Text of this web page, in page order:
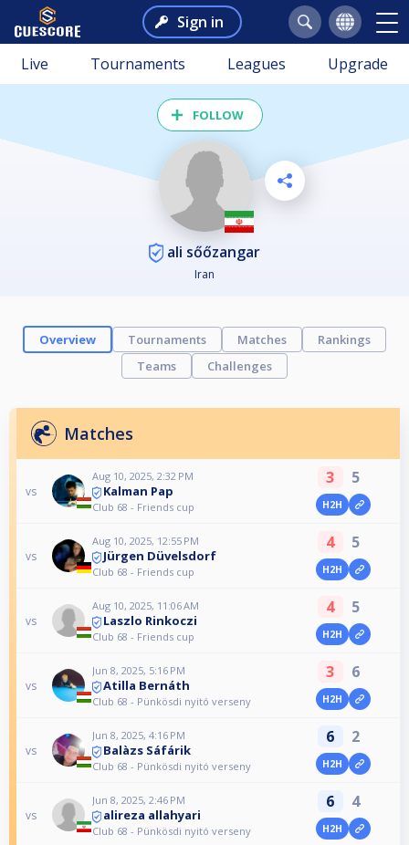
Sign in
Live Tournaments Leagues Upgrade
FOLLOW
ali sőőzangar
Iran
Overview Tournaments Matches
Rankings
Teams
Challenges
Matches
vs
Aug 10, 2025, 2:32 PM
Kalman Pap
Club 68 - Friends cup
3 5
H2H
vs
Aug 10, 2025, 12:55 PM
Jürgen Düvelsdorf
Club 68 - Friends cup
4 5
H2H
vs
Aug 10, 2025, 11:06 AM
Laszlo Rinkoczi
Club 68 - Friends cup
4 5
H2H
vs
Jun 8, 2025, 5:16 PM
Atilla Bernáth
Club 68 - Pünkösdi nyitó verseny
3 6
H2H
vs
Jun 8, 2025, 4:16 PM
Balàzs Sáfárik
Club 68 - Pünkösdi nyitó verseny
6 2
H2H
vs
Jun 8, 2025, 2:46 PM
alireza allahyari
Club 68 - Pünkösdi nyitó verseny
6 4
H2H